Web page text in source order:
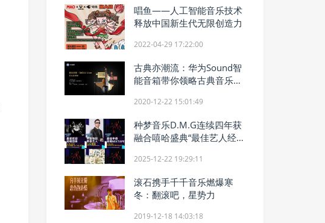
唱鱼——人工智能音乐技术
释放中国新生代无限创造力
2022-04-29 17:22:00
古典亦潮流：华为Sound智
能音箱带你领略古典音乐之
2020-12-22 15:01:49
种梦音乐D.M.G连续四年获
融合嘻哈盛典“最佳艺人经纪
2025-12-22 19:29:11
滚石携手千千音乐燃爆寒
冬：翻滚吧，星势力
2019-12-18 14:03:18